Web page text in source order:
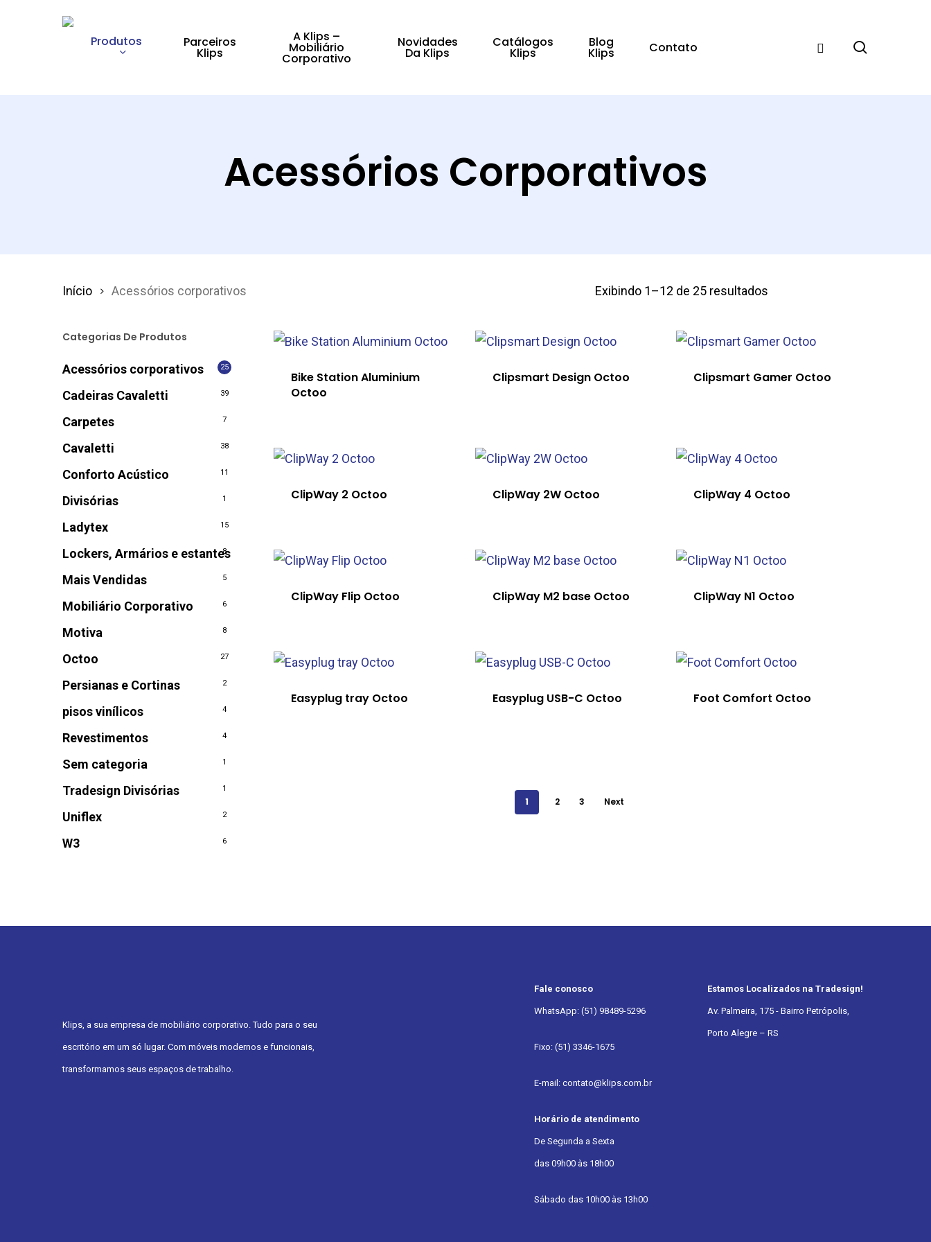
Produtos Parceiros
Klips
A Klips –
Mobiliário
Corporativo
Novidades
Da Klips
Catálogos
Klips
Blog
Klips Contato
Acessórios Corporativos
Exibindo 1–12 de 25 resultados
Início Acessórios corporativos
Categorias De Produtos
Acessórios corporativos 25
Cadeiras Cavaletti 39
Carpetes 7
Cavaletti 38
Conforto Acústico 11
Divisórias 1
Ladytex 15
Lockers, Armários e estantes
8
Mais Vendidas 5
Mobiliário Corporativo 6
Motiva 8
Octoo 27
Persianas e Cortinas 2
pisos vinílicos 4
Revestimentos 4
Sem categoria 1
Tradesign Divisórias 1
Uniflex 2
W3 6
Bike Station Aluminium
Octoo
Clipsmart Design Octoo Clipsmart Gamer Octoo
ClipWay 2 Octoo ClipWay 2W Octoo ClipWay 4 Octoo
ClipWay Flip Octoo ClipWay M2 base Octoo ClipWay N1 Octoo
Easyplug tray Octoo Easyplug USB-C Octoo Foot Comfort Octoo
1 2 3 Next
Klips, a sua empresa de mobiliário corporativo. Tudo para o seu
escritório em um só lugar. Com móveis modernos e funcionais,
transformamos seus espaços de trabalho.
Fale conosco
WhatsApp: (51) 98489-5296
Fixo: (51) 3346-1675
E-mail: contato@klips.com.br
Horário de atendimento
De Segunda a Sexta
das 09h00 às 18h00
Sábado das 10h00 às 13h00
Estamos Localizados na Tradesign!
Av. Palmeira, 175 - Bairro Petrópolis,
Porto Alegre – RS